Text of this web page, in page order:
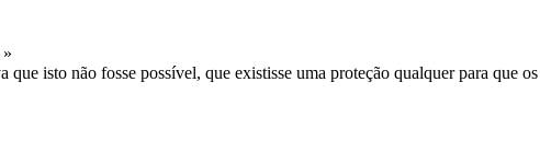
que isto não fosse possível, que existisse uma proteção qualquer para que